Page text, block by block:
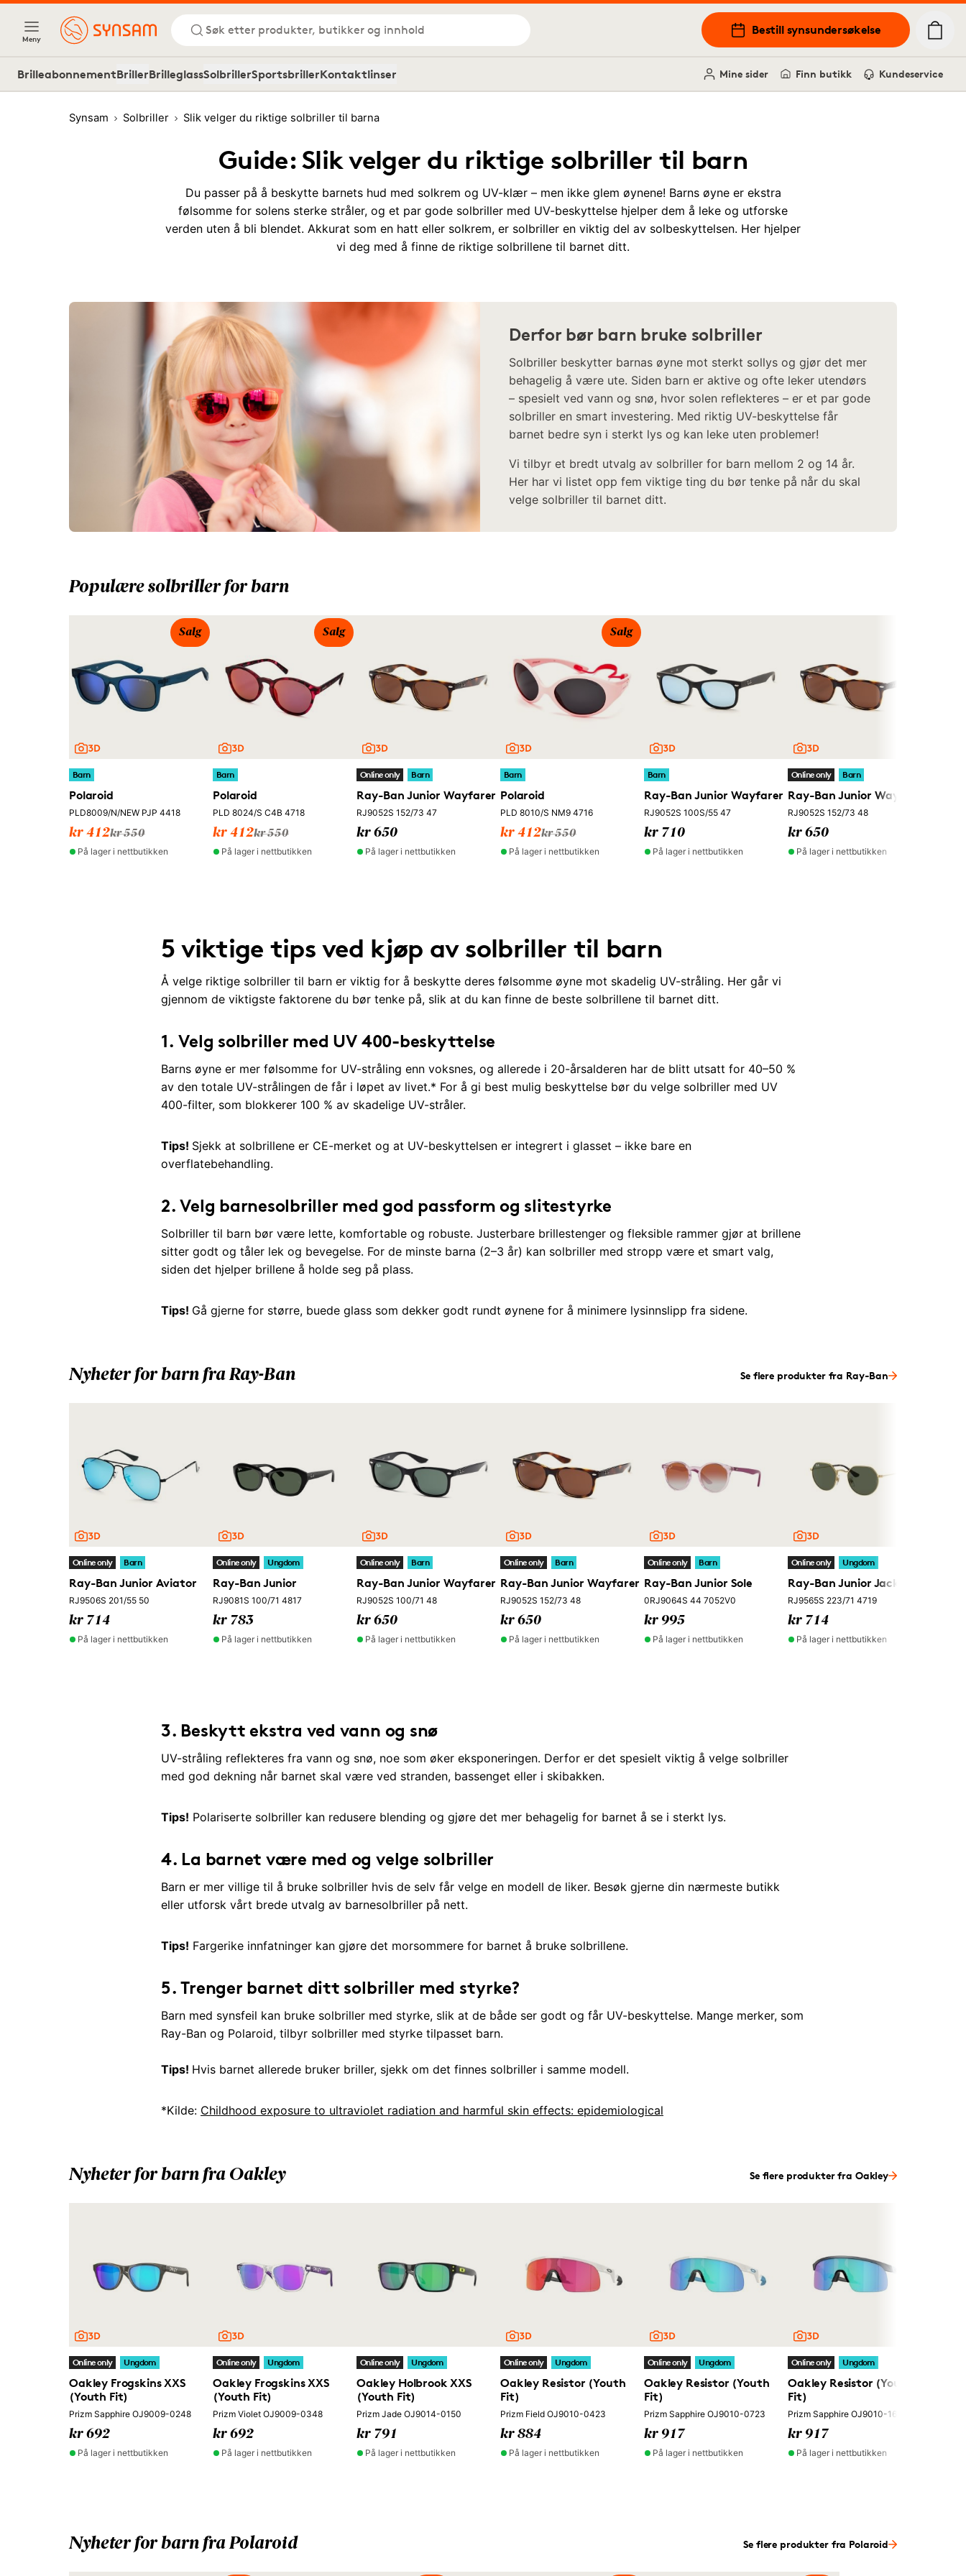
Meny
Søk etter produkter, butikker og innhold Bestill synsundersøkelse
BrilleabonnementBrillerBrilleglassSolbrillerSportsbrillerKontaktlinser Mine sider Finn butikk Kundeservice
Synsam Solbriller Slik velger du riktige solbriller til barna
Guide: Slik velger du riktige solbriller til barn
Du passer på å beskytte barnets hud med solkrem og UV-klær – men ikke glem øynene! Barns øyne er ekstra
følsomme for solens sterke stråler, og et par gode solbriller med UV-beskyttelse hjelper dem å leke og utforske
verden uten å bli blendet. Akkurat som en hatt eller solkrem, er solbriller en viktig del av solbeskyttelsen. Her hjelper
vi deg med å finne de riktige solbrillene til barnet ditt.
Derfor bør barn bruke solbriller
Solbriller beskytter barnas øyne mot sterkt sollys og gjør det mer
behagelig å være ute. Siden barn er aktive og ofte leker utendørs
– spesielt ved vann og snø, hvor solen reflekteres – er et par gode
solbriller en smart investering. Med riktig UV-beskyttelse får
barnet bedre syn i sterkt lys og kan leke uten problemer!
Vi tilbyr et bredt utvalg av solbriller for barn mellom 2 og 14 år.
Her har vi listet opp fem viktige ting du bør tenke på når du skal
velge solbriller til barnet ditt.
Populære solbriller for barn
Salg
Barn
Polaroid
PLD8009/N/NEW PJP 4418
kr 412kr 550
På lager i nettbutikken
Salg
Barn
Polaroid
PLD 8024/S C4B 4718
kr 412kr 550
På lager i nettbutikken
Online only Barn
Ray-Ban Junior Wayfarer
RJ9052S 152/73 47
kr 650
På lager i nettbutikken
Salg
Barn
Polaroid
PLD 8010/S NM9 4716
kr 412kr 550
På lager i nettbutikken
Barn
Ray-Ban Junior Wayfarer
RJ9052S 100S/55 47
kr 710
På lager i nettbutikken
Online only Barn
Ray-Ban Junior Wayfarer
RJ9052S 152/73 48
kr 650
På lager i nettbutikken
5 viktige tips ved kjøp av solbriller til barn
Å velge riktige solbriller til barn er viktig for å beskytte deres følsomme øyne mot skadelig UV-stråling. Her går vi
gjennom de viktigste faktorene du bør tenke på, slik at du kan finne de beste solbrillene til barnet ditt.
1.Velg solbriller med UV 400-beskyttelse
Barns øyne er mer følsomme for UV-stråling enn voksnes, og allerede i 20-årsalderen har de blitt utsatt for 40–50 %
av den totale UV-strålingen de får i løpet av livet.* For å gi best mulig beskyttelse bør du velge solbriller med UV
400-filter, som blokkerer 100 % av skadelige UV-stråler.
Tips! Sjekk at solbrillene er CE-merket og at UV-beskyttelsen er integrert i glasset – ikke bare en
overflatebehandling.
2.Velg barnesolbriller med god passform og slitestyrke
Solbriller til barn bør være lette, komfortable og robuste. Justerbare brillestenger og fleksible rammer gjør at brillene
sitter godt og tåler lek og bevegelse. For de minste barna (2–3 år) kan solbriller med stropp være et smart valg,
siden det hjelper brillene å holde seg på plass.
Tips! Gå gjerne for større, buede glass som dekker godt rundt øynene for å minimere lysinnslipp fra sidene.
Nyheter for barn fra Ray-Ban Se flere produkter fra Ray-Ban
Online only Barn
Ray-Ban Junior Aviator
RJ9506S 201/55 50
kr 714
På lager i nettbutikken
Online only Ungdom
Ray-Ban Junior
RJ9081S 100/71 4817
kr 783
På lager i nettbutikken
Online only Barn
Ray-Ban Junior Wayfarer
RJ9052S 100/71 48
kr 650
På lager i nettbutikken
Online only Barn
Ray-Ban Junior Wayfarer
RJ9052S 152/73 48
kr 650
På lager i nettbutikken
Online only Barn
Ray-Ban Junior Sole
0RJ9064S 44 7052V0
kr 995
På lager i nettbutikken
Online only Ungdom
Ray-Ban Junior Jack
RJ9565S 223/71 4719
kr 714
På lager i nettbutikken
3. Beskytt ekstra ved vann og snø
UV-stråling reflekteres fra vann og snø, noe som øker eksponeringen. Derfor er det spesielt viktig å velge solbriller
med god dekning når barnet skal være ved stranden, bassenget eller i skibakken.
Tips! Polariserte solbriller kan redusere blending og gjøre det mer behagelig for barnet å se i sterkt lys.
4. La barnet være med og velge solbriller
Barn er mer villige til å bruke solbriller hvis de selv får velge en modell de liker. Besøk gjerne din nærmeste butikk
eller utforsk vårt brede utvalg av barnesolbriller på nett.
Tips! Fargerike innfatninger kan gjøre det morsommere for barnet å bruke solbrillene.
5.Trenger barnet ditt solbriller med styrke?
Barn med synsfeil kan bruke solbriller med styrke, slik at de både ser godt og får UV-beskyttelse. Mange merker, som
Ray-Ban og Polaroid, tilbyr solbriller med styrke tilpasset barn.
Tips! Hvis barnet allerede bruker briller, sjekk om det finnes solbriller i samme modell.
*Kilde: Childhood exposure to ultraviolet radiation and harmful skin effects: epidemiological
Nyheter for barn fra Oakley Se flere produkter fra Oakley
Online only Ungdom
Oakley Frogskins XXS
(Youth Fit)
Prizm Sapphire OJ9009-0248
kr 692
På lager i nettbutikken
Online only Ungdom
Oakley Frogskins XXS
(Youth Fit)
Prizm Violet OJ9009-0348
kr 692
På lager i nettbutikken
Online only Ungdom
Oakley Holbrook XXS
(Youth Fit)
Prizm Jade OJ9014-0150
kr 791
På lager i nettbutikken
Online only Ungdom
Oakley Resistor (Youth
Fit)
Prizm Field OJ9010-0423
kr 884
På lager i nettbutikken
Online only Ungdom
Oakley Resistor (Youth
Fit)
Prizm Sapphire OJ9010-0723
kr 917
På lager i nettbutikken
Online only Ungdom
Oakley Resistor (Youth
Fit)
Prizm Sapphire OJ9010-1623
kr 917
På lager i nettbutikken
Nyheter for barn fra Polaroid Se flere produkter fra Polaroid